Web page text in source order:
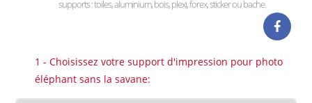
supports : toiles, aluminium, bois, plexi, forex, sticker ou bache.
1 - Choisissez votre support d'impression pour photo
éléphant sans la savane: